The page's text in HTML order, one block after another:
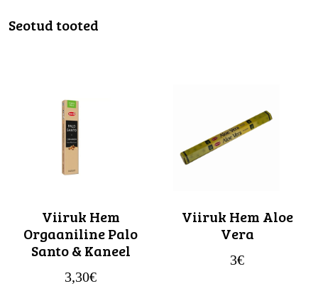
Seotud tooted
Viiruk Hem
Orgaaniline Palo
Santo & Kaneel
€
3,30
Viiruk Hem Aloe
Vera
€
3